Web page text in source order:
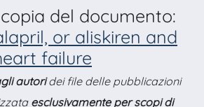
del documento:
or aliskiren and
failure
autoridei file delle pubblicazioni
esclusivamente per scopi di